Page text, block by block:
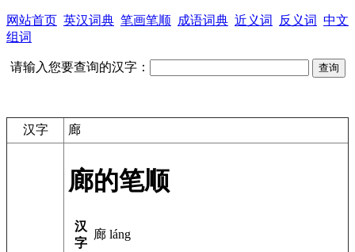
网站首页 英汉词典 笔画笔顺 成语词典 近义词 反义词 中文
组词
请输入您要查询的汉字：
汉字 廊
廊的笔顺
汉
字
廊 láng